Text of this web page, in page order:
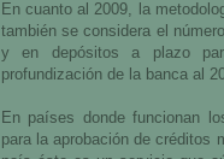
En cuanto al 2009, la
también se considera el
y en depósitos a plazo
profundización de la banca al
En países donde funcionan
para la aprobación de créditos